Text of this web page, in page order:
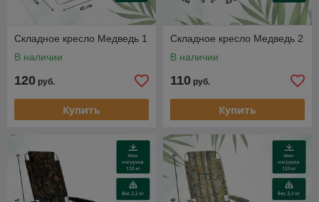
Складное кресло Медведь 1
В наличии
120 руб.
Купить
Складное кресло Медведь 2
В наличии
110 руб.
Купить